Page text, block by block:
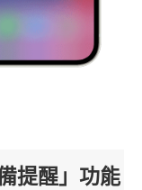
提醒」功能